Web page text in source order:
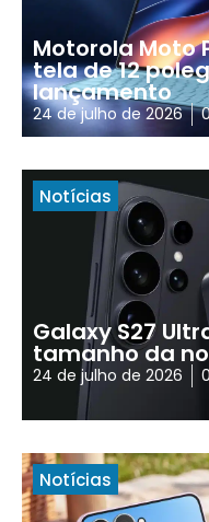
Motorola Moto
tela de 12
lançamento
24 de julho de 2026
Notícias
Galaxy S27
tamanho da
24 de julho de 2026
Notícias